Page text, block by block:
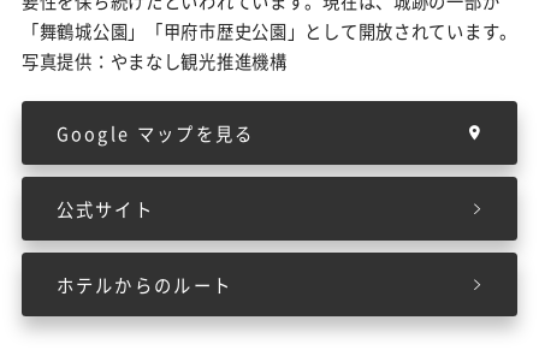
「舞鶴城公園」「甲府市歴史公園」として開放されています。
写真提供：やまなし観光推進機構
Google マップを見る
公式サイト
ホテルからのルート